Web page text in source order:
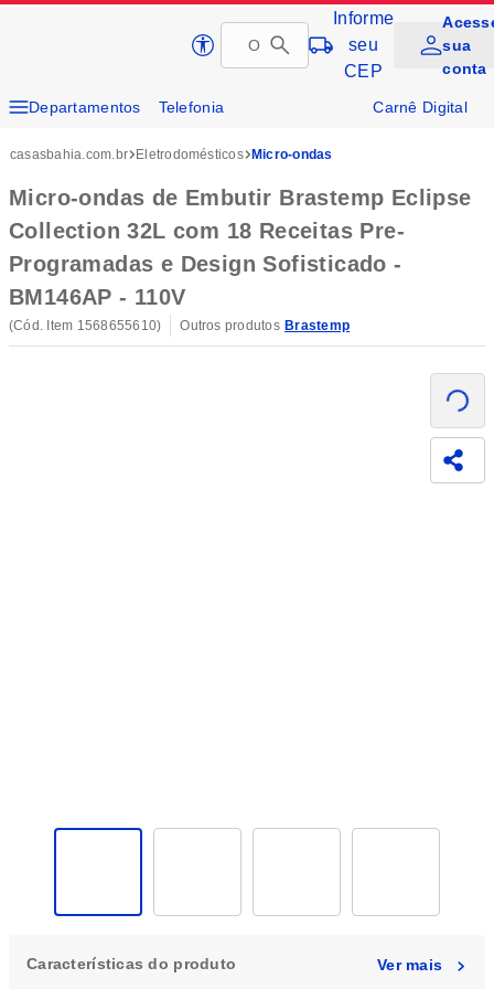
principal
Página inicial da Casas Bahia
Informe
seu
CEP
sua
conta
Departamentos
Telefonia
Eletrodomésticos
Tvs e Vídeo
Móveis
Eletroportáteis Cupom
Carnê Digital
Cartão Casas Bahia
Compra Corporativa
Soluções e Serviços
casasbahia.com.br Eletrodomésticos Micro-ondas
Micro-ondas de Embutir Brastemp Eclipse
Collection 32L com 18 Receitas Pre-
Programadas e Design Sofisticado -
BM146AP - 110V
(Cód. Item1568655610) Outros produtosBrastemp Carregando
Características do produto Ver mais